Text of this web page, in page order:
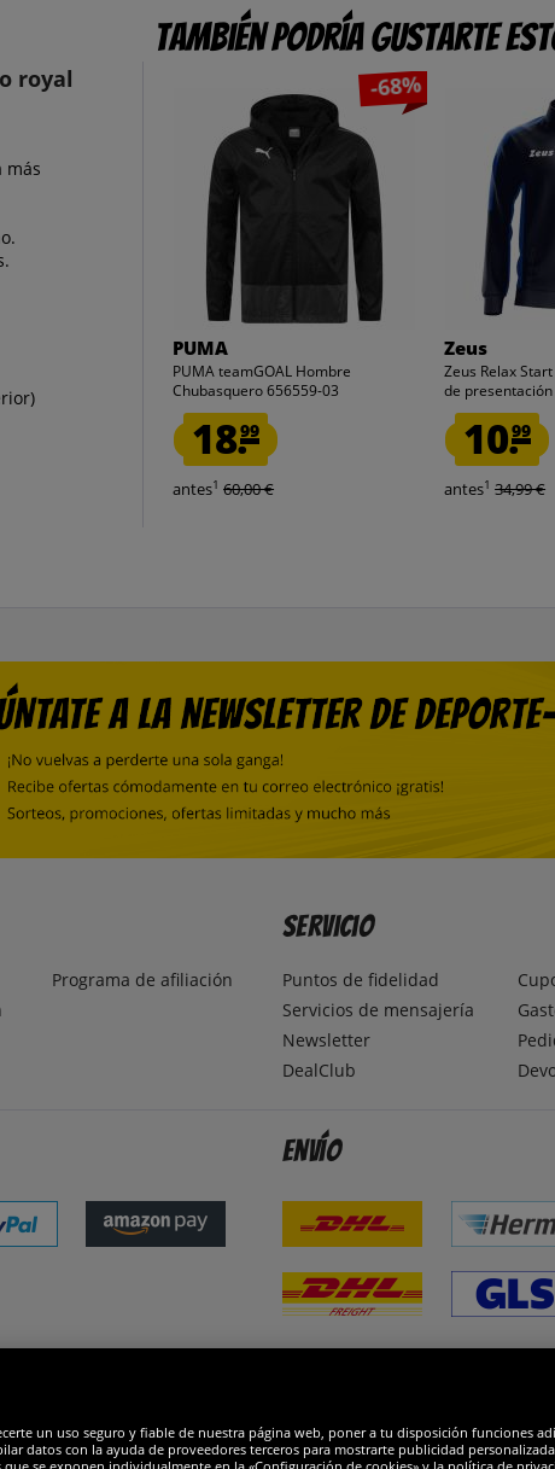
royal
más
También podría gustarte
-68%
PUMA
PUMA teamGOAL Hombre
Chubasquero 656559-03
18.99
antes1 60,00 €
Zeus
Zeus Relax
de
10.99
antes1 34,99 €
Programa de afiliación
Servicio
Puntos de fidelidad
Servicios de mensajería
Newsletter
DealClub
Envío
un uso seguro y fiable de nuestra página web, poner a tu disposición funciones
datos con la ayuda de proveedores terceros para mostrarte publicidad